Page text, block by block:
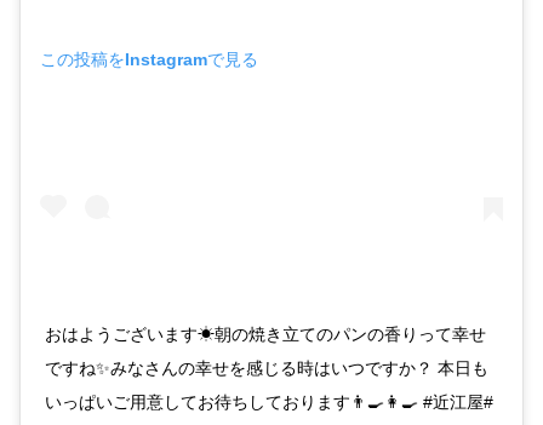
この投稿をInstagramで見る
おはようございます☀朝の焼き立てのパンの香りって幸せ
ですね✨みなさんの幸せを感じる時はいつですか？ 本日も
いっぱいご用意してお待ちしております👨‍🍳👩‍🍳 #近江屋#